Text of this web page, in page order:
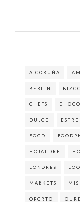
A CORUÑA
BERLIN
CHEFS
DULCE
FOOD
HOJALDRE
LONDRES
MARKETS
OPORTO